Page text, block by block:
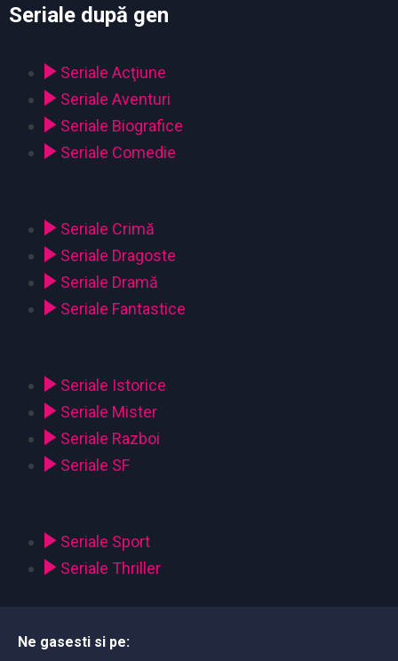
Seriale după gen
Seriale Acţiune
Seriale Aventuri
Seriale Biografice
Seriale Comedie
Seriale Crimă
Seriale Dragoste
Seriale Dramă
Seriale Fantastice
Seriale Istorice
Seriale Mister
Seriale Razboi
Seriale SF
Seriale Sport
Seriale Thriller
Ne gasesti si pe: